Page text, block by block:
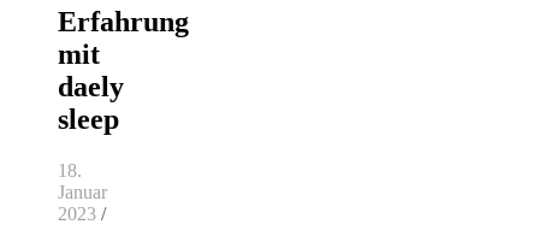
Erfahrung
mit
daely
sleep
18.
Januar
2023 /